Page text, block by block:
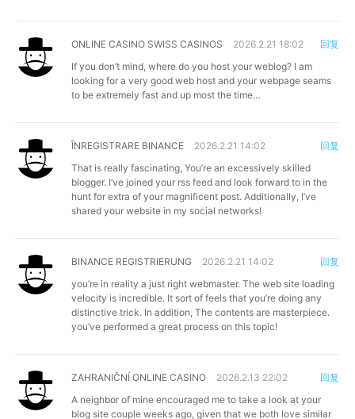
ONLINE CASINO SWISS CASINOS
2026.2.21 18:02
If you don’t mind, where do you host your weblog? I am
looking for a very good web host and your webpage seams
to be extremely fast and up most the time…
回复
ÎNREGISTRARE BINANCE
2026.2.21 14:02
That is really fascinating, You’re an excessively skilled
blogger. I’ve joined your rss feed and look forward to in the
hunt for extra of your magnificent post. Additionally, I’ve
shared your website in my social networks!
回复
BINANCE REGISTRIERUNG
2026.2.21 14:02
you’re in reality a just right webmaster. The web site loading
velocity is incredible. It sort of feels that you’re doing any
distinctive trick. In addition, The contents are masterpiece.
you’ve performed a great process on this topic!
回复
ZAHRANIČNÍ ONLINE CASINO
2026.2.13 22:02
A neighbor of mine encouraged me to take a look at your
blog site couple weeks ago, given that we both love similar
回复